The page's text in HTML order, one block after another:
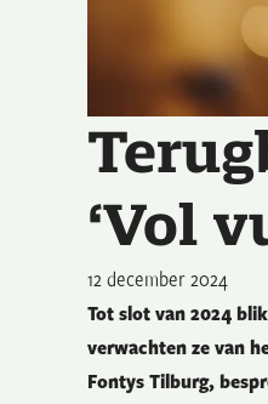
‘Vol
12 december 2024
Tot slot van 2024
verwachten ze van
Fontys Tilburg,